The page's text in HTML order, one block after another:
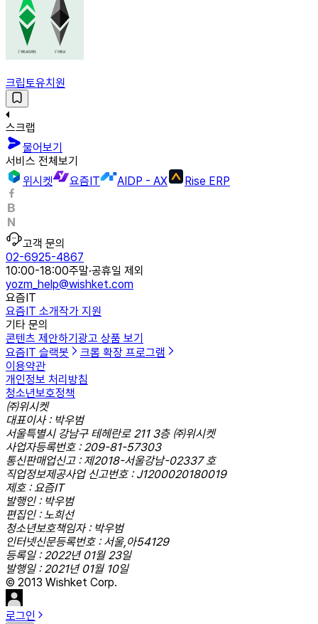
크립토유치원
스크랩
물어보기
서비스 전체보기
위시켓
요즘IT AIDP - AX Rise ERP
고객 문의
02-6925-4867
10:00-18:00주말·공휴일 제외
yozm_help@wishket.com
요즘IT
요즘IT 소개작가 지원
기타 문의
콘텐츠 제안하기 광고 상품 보기
요즘IT 슬랙봇
크롬 확장 프로그램
이용약관
개인정보 처리방침
청소년보호정책
㈜위시켓
대표이사 : 박우범
서울특별시 강남구 테헤란로 211 3층 ㈜위시켓
사업자등록번호 : 209-81-57303
통신판매업신고 : 제2018-서울강남-02337 호
직업정보제공사업 신고번호 : J1200020180019
제호 : 요즘IT
발행인 : 박우범
편집인 : 노희선
청소년보호책임자 : 박우범
인터넷신문등록번호 : 서울,아54129
등록일 : 2022년 01월 23일
발행일 : 2021년 01월 10일
© 2013 Wishket Corp.
로그인